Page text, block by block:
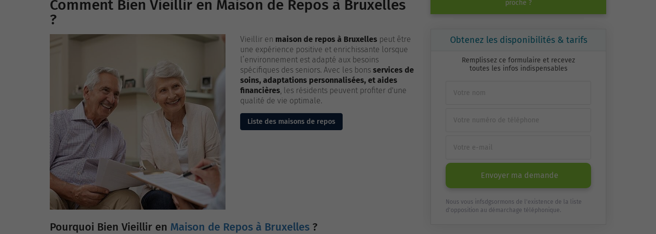
Comment Bien Vieillir en Maison de Repos à Bruxelles
?
Vieillir en maison de repos à Bruxelles peut être
une expérience positive et enrichissante lorsque
l’environnement est adapté aux besoins
spécifiques des seniors. Avec les bons services de
soins, adaptations personnalisées, et aides
financières, les résidents peuvent profiter d'une
qualité de vie optimale.
Liste des maisons de repos
Pourquoi Bien Vieillir en Maison de Repos à Bruxelles ?
proche ?
Obtenez les disponibilités & tarifs
Remplissez ce formulaire et recevez
toutes les infos indispensables
Envoyer ma demande
Nous vous infsdgsormons de l'existence de la liste
d'opposition au démarchage téléphonique.